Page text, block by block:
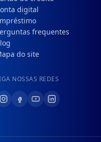
digital
frequentes
do site
NOSSAS REDES